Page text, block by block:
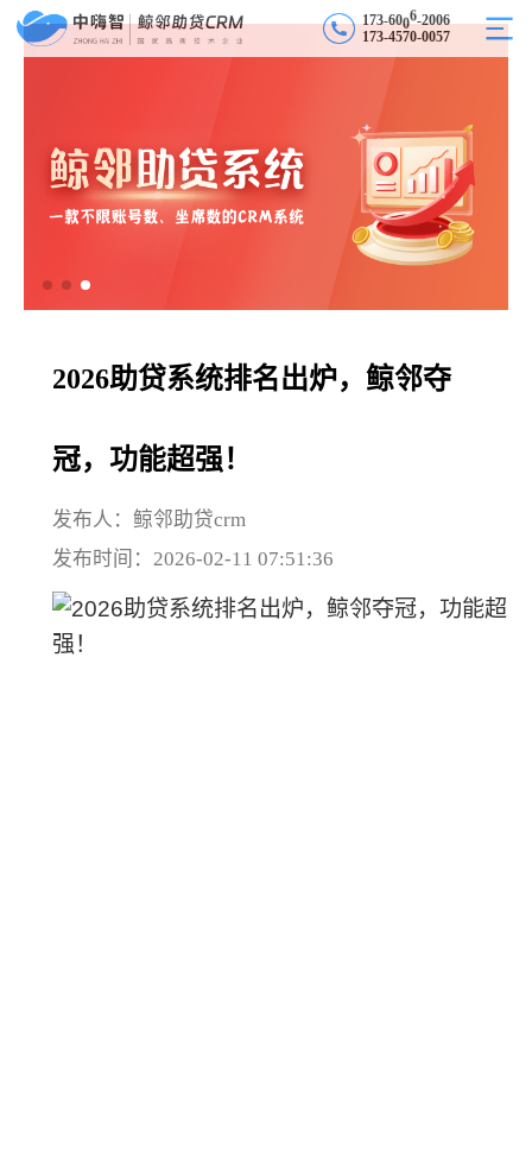
173-6006-2006
173-4570-0057
2026助贷系统排名出炉，鲸邻夺
冠，功能超强！
发布人：鲸邻助贷crm
发布时间：2026-02-11 07:51:36